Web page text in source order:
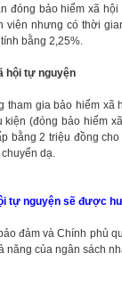
đóng bảo hiểm xã
nhưng có thời
bằng 2,25%.
hội tự nguyện
gia bảo hiểm xã
(đóng bảo hiểm
bằng 2 triệu đồng
dạ.
tự nguyện sẽ được
đảm và Chính phủ
năng của ngân sách